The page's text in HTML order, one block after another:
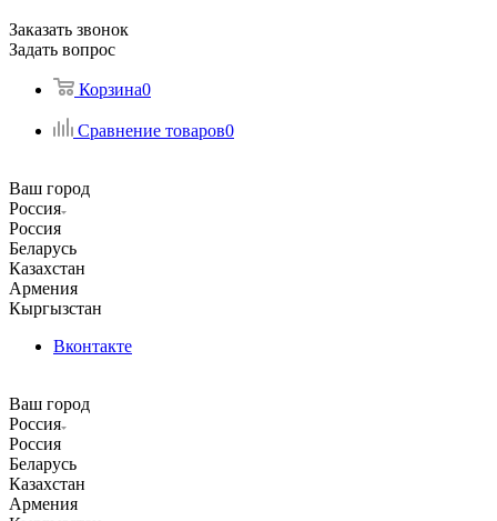
Заказать звонок
Задать вопрос
Корзина0
Сравнение товаров0
Ваш город
Россия
Россия
Беларусь
Казахстан
Армения
Кыргызстан
Вконтакте
Ваш город
Россия
Россия
Беларусь
Казахстан
Армения